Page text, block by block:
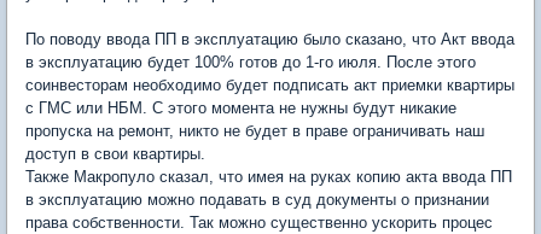
По поводу ввода ПП в эксплуатацию было сказано, что Акт ввода
в эксплуатацию будет 100% готов до 1-го июля. После этого
соинвесторам необходимо будет подписать акт приемки квартиры
с ГМС или НБМ. С этого момента не нужны будут никакие
пропуска на ремонт, никто не будет в праве ограничивать наш
доступ в свои квартиры.
Также Макропуло сказал, что имея на руках копию акта ввода ПП
в эксплуатацию можно подавать в суд документы о признании
права собственности. Так можно существенно ускорить процес